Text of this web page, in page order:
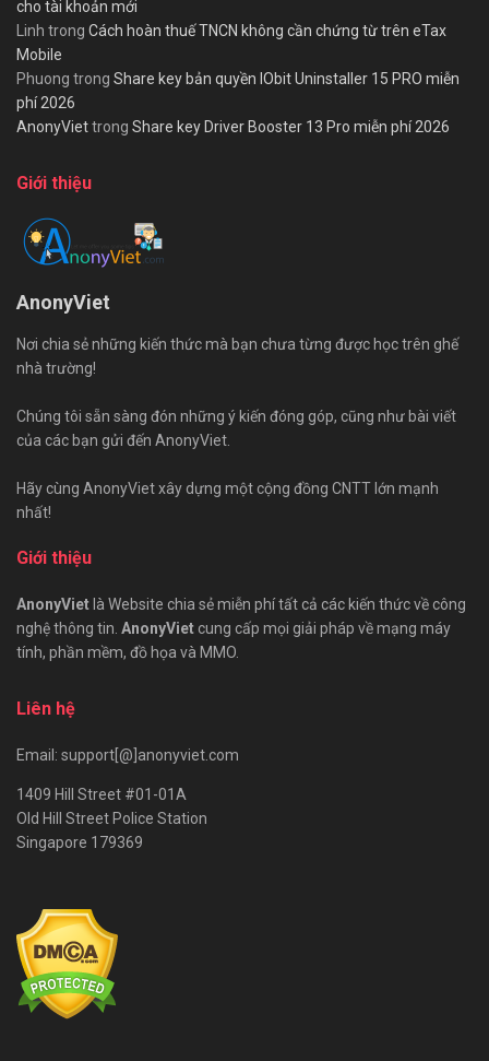
cho tài khoản mới
Linh trong Cách hoàn thuế TNCN không cần chứng từ trên eTax
Mobile
Phuong trong Share key bản quyền IObit Uninstaller 15 PRO miễn
phí 2026
AnonyViettrong Share key Driver Booster 13 Pro miễn phí 2026
Giới thiệu
AnonyViet
Nơi chia sẻ những kiến thức mà bạn chưa từng được học trên ghế
nhà trường!
Chúng tôi sẵn sàng đón những ý kiến đóng góp, cũng như bài viết
của các bạn gửi đến AnonyViet.
Hãy cùng AnonyViet xây dựng một cộng đồng CNTT lớn mạnh
nhất!
Giới thiệu
AnonyViet là Website chia sẻ miễn phí tất cả các kiến thức về công
nghệ thông tin. AnonyViet cung cấp mọi giải pháp về mạng máy
tính, phần mềm, đồ họa và MMO.
Liên hệ
Email: support[@]anonyviet.com
1409 Hill Street #01-01A
Old Hill Street Police Station
Singapore 179369